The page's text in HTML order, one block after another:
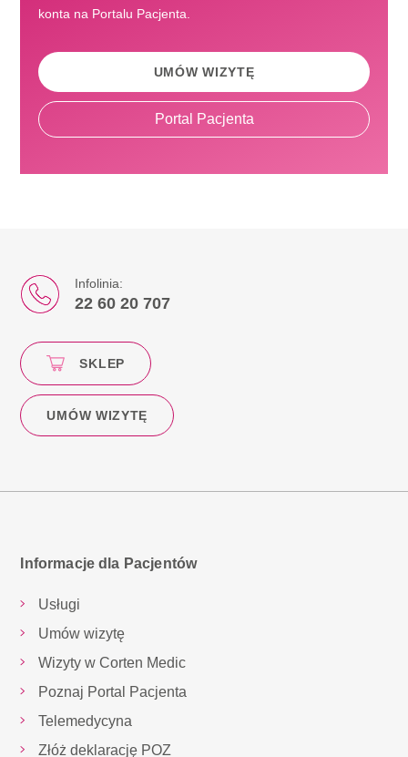
konta na Portalu Pacjenta.
UMÓW WIZYTĘ
Portal Pacjenta
Infolinia:
22 60 20 707
SKLEP
UMÓW WIZYTĘ
Informacje dla Pacjentów
Usługi
Umów wizytę
Wizyty w Corten Medic
Poznaj Portal Pacjenta
Telemedycyna
Złóż deklarację POZ